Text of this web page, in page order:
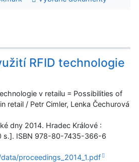
RFID technologie
v retailu = Possibilities of
retail / Petr Cimler, Lenka Čechurová
dny 2014. Hradec Králové :
s.]. ISBN 978-80-7435-366-6
proceedings_2014_1.pdf